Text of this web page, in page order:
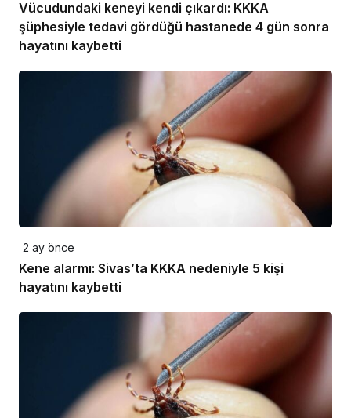
Vücudundaki keneyi kendi çıkardı: KKKA
şüphesiyle tedavi gördüğü hastanede 4 gün sonra
hayatını kaybetti
2 ay önce
Kene alarmı: Sivas’ta KKKA nedeniyle 5 kişi
hayatını kaybetti